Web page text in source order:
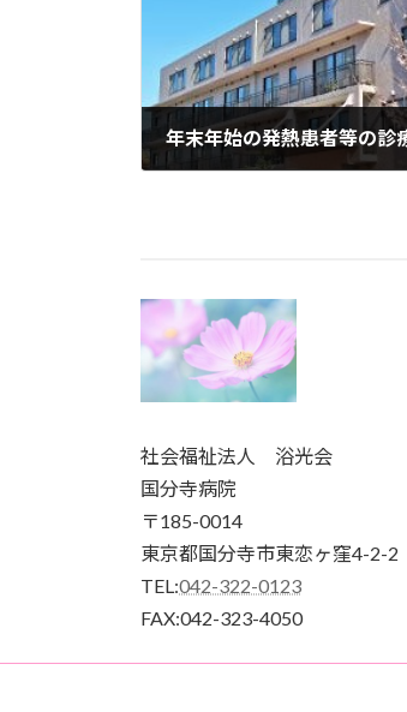
社会福祉法人 浴光会
国分寺病院
〒185-0014
東京都国分寺市東恋ヶ窪4-2-2
TEL:042-322-0123
FAX:042-323-4050